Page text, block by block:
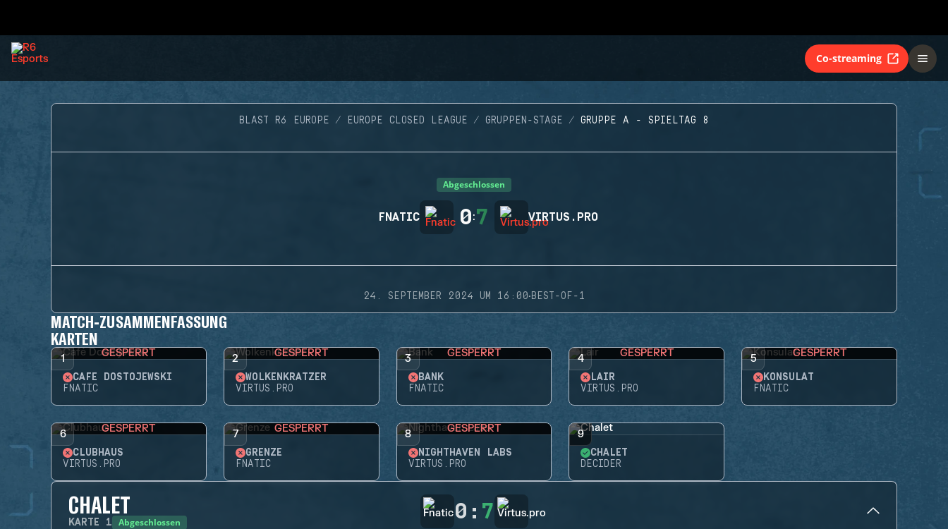
Co-streaming
BLAST R6 EUROPE EUROPE CLOSED LEAGUE GRUPPEN-STAGE GRUPPE A - SPIELTAG 8
Abgeschlossen
FNATIC 0:7 VIRTUS.PRO
24. SEPTEMBER 2024 UM 16:00·BEST-OF-1
MATCH-ZUSAMMENFASSUNG
KARTEN
1 GESPERRT
CAFÉ DOSTOJEWSKI
FNATIC
2 GESPERRT
WOLKENKRATZER
VIRTUS.PRO
3 GESPERRT
BANK
FNATIC
4 GESPERRT
LAIR
VIRTUS.PRO
5 GESPERRT
KONSULAT
FNATIC
6 GESPERRT
CLUBHAUS
VIRTUS.PRO
7 GESPERRT
GRENZE
FNATIC
8 GESPERRT
NIGHTHAVEN LABS
VIRTUS.PRO
9
CHALET
DECIDER
CHALET
KARTE 1 Abgeschlossen 0 : 7